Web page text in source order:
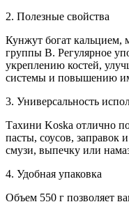
2. Полезные свойства
Кунжут богат кальцием,
группы В. Регулярное
укреплению костей,
системы и повышению
3. Универсальность
Тахини Koska отлично
пасты, соусов, заправок
смузи, выпечку или
4. Удобная упаковка
Объем 550 г позволяет